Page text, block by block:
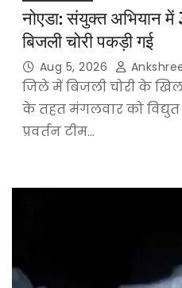
नोएडा: संयुक्त अभियान
बिजली चोरी पकड़ी गई
Aug 5, 2026
जिले में बिजली चोरी के
के तहत मंगलवार को
प्रवर्तन टीम…